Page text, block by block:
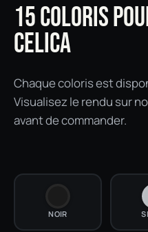
15 COLORIS
CELICA
Chaque coloris est
Visualisez le rendu sur
avant de commander.
NOIR